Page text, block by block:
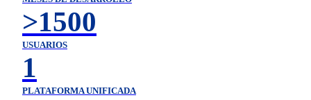
>1500
USUARIOS
1
PLATAFORMA UNIFICADA